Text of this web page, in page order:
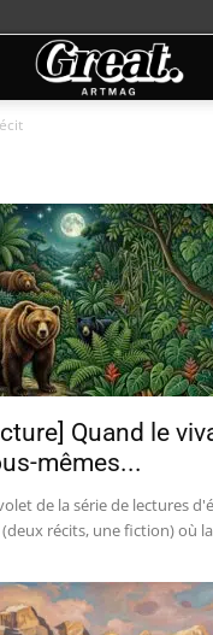
Quand le
mêmes...
de la série de lectures
récits, une fiction) où